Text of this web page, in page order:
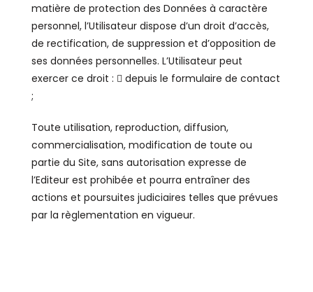
matière de protection des Données à caractère
personnel, l’Utilisateur dispose d’un droit d’accès,
de rectification, de suppression et d’opposition de
ses données personnelles. L’Utilisateur peut
exercer ce droit :  depuis le formulaire de contact
;
Toute utilisation, reproduction, diffusion,
commercialisation, modification de toute ou
partie du Site, sans autorisation expresse de
l’Editeur est prohibée et pourra entraîner des
actions et poursuites judiciaires telles que prévues
par la règlementation en vigueur.